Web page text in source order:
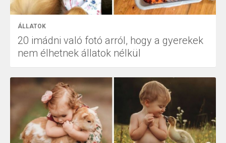
ÁLLATOK
20 imádni való fotó arról, hogy a gyerekek
nem élhetnek állatok nélkül